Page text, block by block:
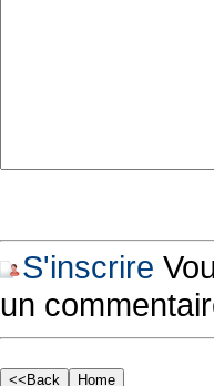
S'inscrire
un